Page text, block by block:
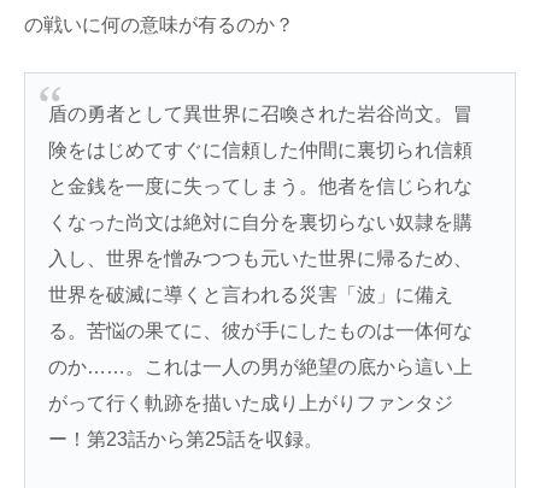
の戦いに何の意味が有るのか？
盾の勇者として異世界に召喚された岩谷尚文。冒
険をはじめてすぐに信頼した仲間に裏切られ信頼
と金銭を一度に失ってしまう。他者を信じられな
くなった尚文は絶対に自分を裏切らない奴隷を購
入し、世界を憎みつつも元いた世界に帰るため、
世界を破滅に導くと言われる災害「波」に備え
る。苦悩の果てに、彼が手にしたものは一体何な
のか……。これは一人の男が絶望の底から這い上
がって行く軌跡を描いた成り上がりファンタジ
ー！第23話から第25話を収録。